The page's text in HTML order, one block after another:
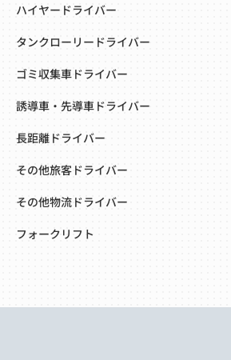
ハイヤードライバー
タンクローリードライバー
ゴミ収集車ドライバー
誘導車・先導車ドライバー
長距離ドライバー
その他旅客ドライバー
その他物流ドライバー
フォークリフト